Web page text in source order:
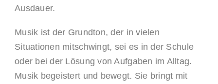
Ausdauer.
Musik ist der Grundton, der in vielen
Situationen mitschwingt, sei es in der Schule
oder bei der Lösung von Aufgaben im Alltag.
Musik begeistert und bewegt. Sie bringt mit